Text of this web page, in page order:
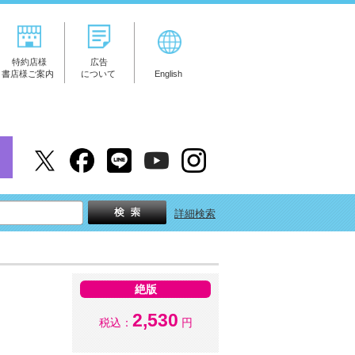
特約店様
書店様ご案内
広告
について
English
詳細検索
絶版
税込： 2,530 円